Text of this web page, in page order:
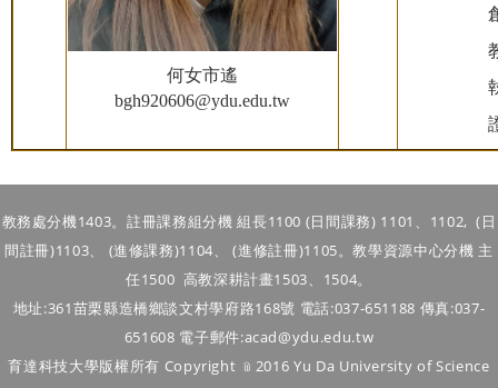
何女市遙
bgh920606@ydu.edu.tw
教務處分機1403。註冊課務組分機 組長1100 (日間課務) 1101、1102, ( 日
間註冊)1103、 (進修課務)1104、 (進修註冊)1105。教學資源中心分機 主
任1500 高教深耕計畫1503、1504。
地址:361苗栗縣造橋鄉談文村學府路168號 電話:037-651188 傳真:037-
651608 電子郵件:acad@ydu.edu.tw
育達科技大學版權所有 Copyright ﹫2016 Yu Da University of Science